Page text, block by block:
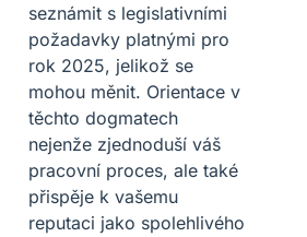
seznámit s legislativními
požadavky platnými pro
rok 2025, jelikož se
mohou měnit. Orientace v
těchto dogmatech
nejenže zjednoduší váš
pracovní proces, ale také
přispěje k vašemu
reputaci jako spolehlivého